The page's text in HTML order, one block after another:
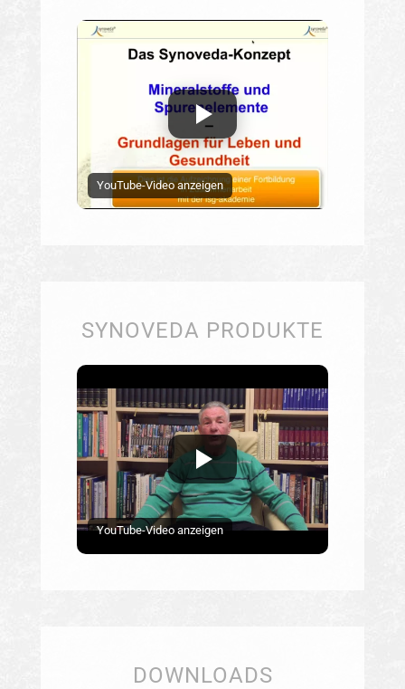
YouTube-Video anzeigen
SYNOVEDA PRODUKTE
YouTube-Video anzeigen
DOWNLOADS